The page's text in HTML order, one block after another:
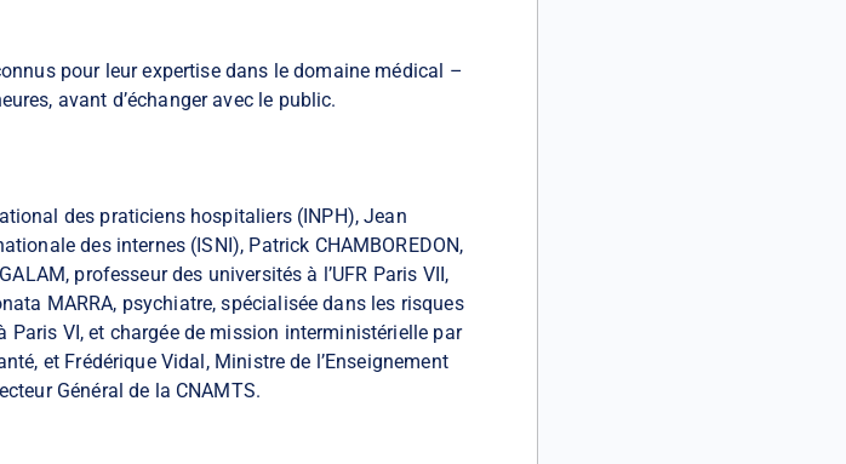
pour leur expertise dans le domaine médical –
avant d’échanger avec le public.
des praticiens hospitaliers (INPH), Jean
des internes (ISNI), Patrick CHAMBOREDON,
professeur des universités à l’UFR Paris VII,
MARRA, psychiatre, spécialisée dans les risques
VI, et chargée de mission interministérielle par
et Frédérique Vidal, Ministre de l’Enseignement
Général de la CNAMTS.